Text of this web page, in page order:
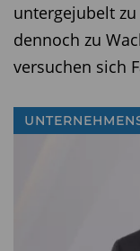
untergejubelt
dennoch zu
versuchen sich